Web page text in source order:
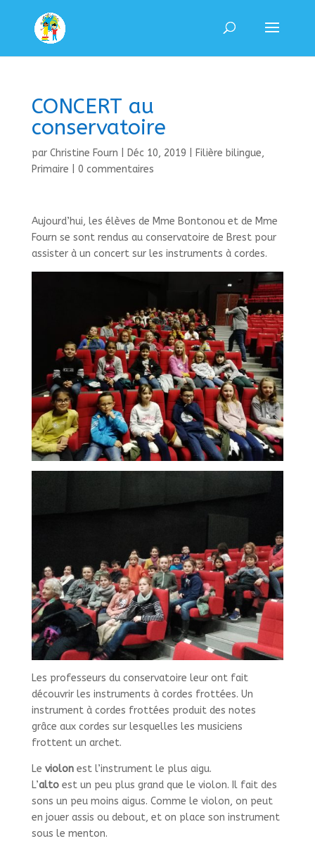
CONCERT au
conservatoire
par Christine Fourn Déc 10, 2019 Filière bilingue,
Primaire
0 commentaires
Aujourd’hui, les élèves de Mme Bontonou et de Mme
Fourn se sont rendus au conservatoire de Brest pour
assister à un concert sur les instruments à cordes.
Les professeurs du conservatoire leur ont fait
découvrir les instruments à cordes frottées. Un
instrument à cordes frottées produit des notes
grâce aux cordes sur lesquelles les musiciens
frottent un archet.
Le violonest l’instrument le plus aigu.
L’altoest un peu plus grand que le violon. Il fait des
sons un peu moins aigus. Comme le violon, on peut
en jouer assis ou debout, et on place son instrument
sous le menton.